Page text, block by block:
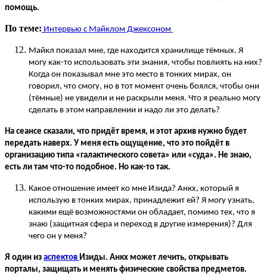
помощь.
По теме: Интервью с Майклом Джексоном
Майкл показал мне, где находится хранилище тёмных. Я
могу как-то использовать эти знания, чтобы повлиять на них?
Когда он показывал мне это место в тонких мирах, он
говорил, что смогу, но в тот момент очень боялся, чтобы они
(тёмные) не увидели и не раскрыли меня. Что я реально могу
сделать в этом направлении и надо ли это делать?
На сеансе сказали, что придёт время, и этот архив нужно будет
передать наверх. У меня есть ощущение, что это пойдёт в
организацию типа «галактического совета» или «суда». Не знаю,
есть ли там что-то подобное. Но как-то так.
Какое отношение имеет ко мне Изида? Анкх, который я
использую в тонких мирах, принадлежит ей? Я могу узнать,
какими ещё возможностями он обладает, помимо тех, что я
знаю (защитная сфера и переход в другие измерения)? Для
чего он у меня?
Я один из аспектов Изиды. Анкх может лечить, открывать
порталы, защищать и менять физические свойства предметов.